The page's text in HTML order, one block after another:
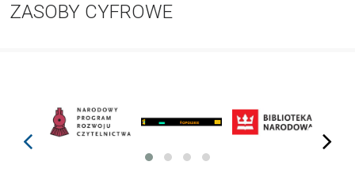
ZASOBY CYFROWE
prev next